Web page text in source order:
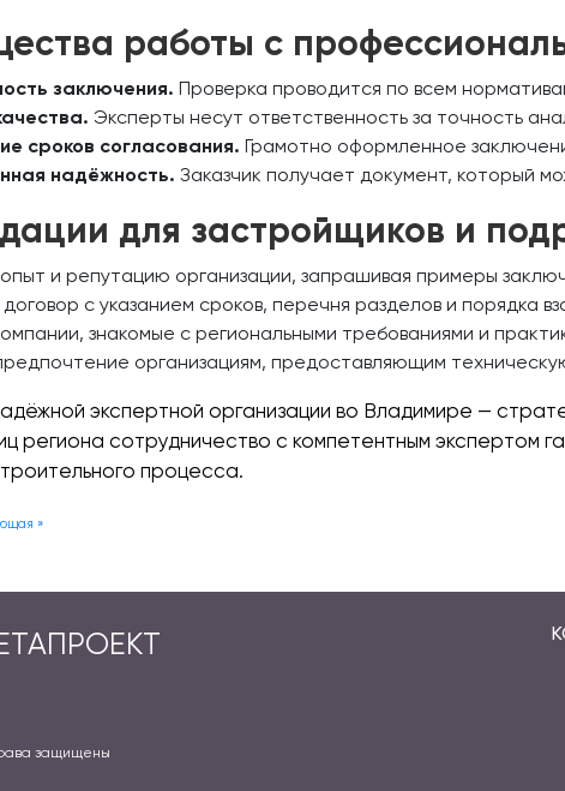
работы с
заключения. Проверка проводится по всем
Эксперты несут ответственность за точность
сроков согласования. Грамотно оформленное
надёжность. Заказчик получает документ, который
для застройщиков и
и репутацию организации, запрашивая примеры
с указанием сроков, перечня разделов и порядка
знакомые с региональными требованиями и
организациям, предоставляющим
экспертной организации во Владимире —
региона сотрудничество с компетентным экспертом
процесса.
»
защищены